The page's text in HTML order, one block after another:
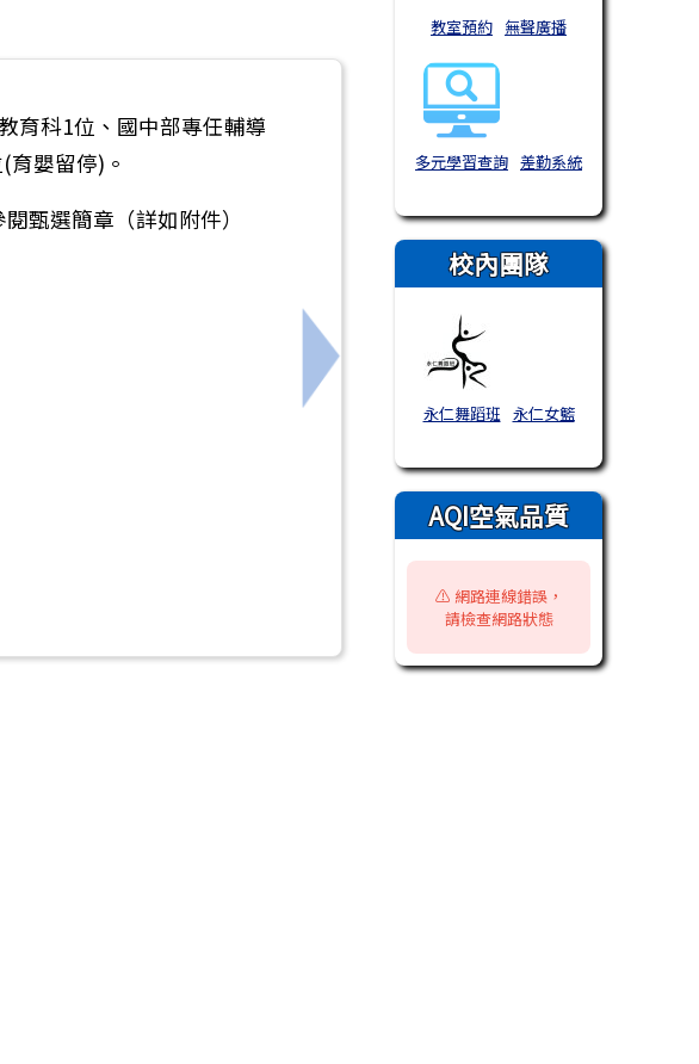
學士後教育學分班-童軍專長」相關事宜
育科1位、國中部專任輔導
嬰留停)。
甄選簡章（詳如附件）
下一筆：115會考成績查詢
教室預約 無聲廣播
多元學習查詢 差勤系統
校內團隊
永仁舞蹈班 永仁女籃
AQI空氣品質
⚠️ 網路連線錯誤，
請檢查網路狀態